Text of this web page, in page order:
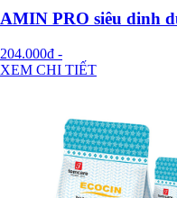
AMIN PRO siêu dinh
204.000đ -
XEM CHI TIẾT